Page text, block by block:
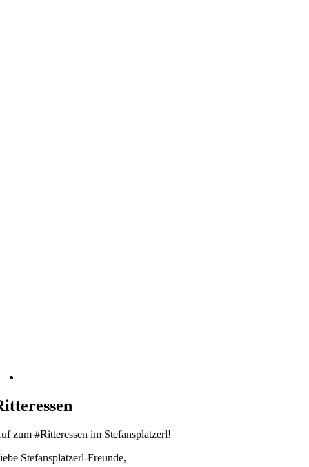
zum #Ritteressen im Stefansplatzerl!
Stefansplatzerl-Freunde,